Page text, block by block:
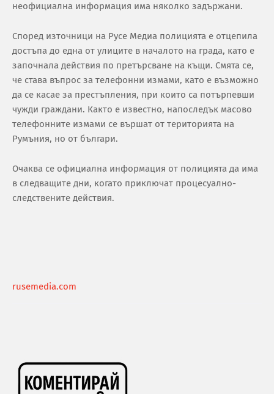
неофициална информация има няколко задържани.
Според източници на Русе Медиа полицията е отцепила
достъпа до една от улиците в началото на града, като е
започнала действия по претърсване на къщи. Смята се,
че става въпрос за телефонни измами, като е възможно
да се касае за престъпления, при които са потърпевши
чужди граждани. Както е известно, напоследък масово
телефонните измами се вършат от територията на
Румъния, но от българи.
Очаква се официална информация от полицията да има
в следващите дни, когато приключат процесуално-
следствените действия.
rusemedia.com